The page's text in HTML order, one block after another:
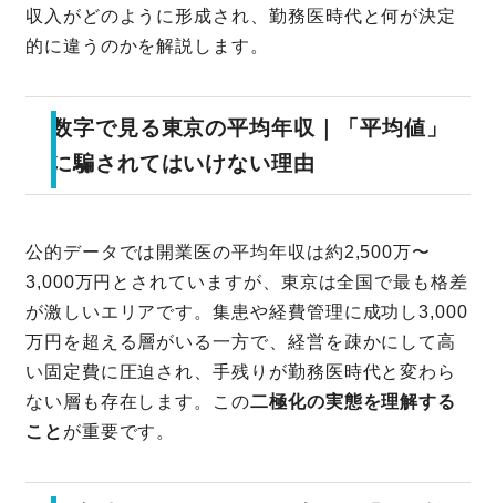
収入がどのように形成され、勤務医時代と何が決定
的に違うのかを解説します。
数字で見る東京の平均年収｜「平均値」
に騙されてはいけない理由
公的データでは開業医の平均年収は約2,500万〜
3,000万円とされていますが、東京は全国で最も格差
が激しいエリアです。集患や経費管理に成功し3,000
万円を超える層がいる一方で、経営を疎かにして高
い固定費に圧迫され、手残りが勤務医時代と変わら
ない層も存在します。この二極化の実態を理解する
こと が重要です。